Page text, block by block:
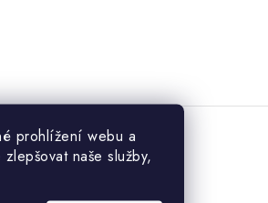
prohlížení webu a
naše služby,